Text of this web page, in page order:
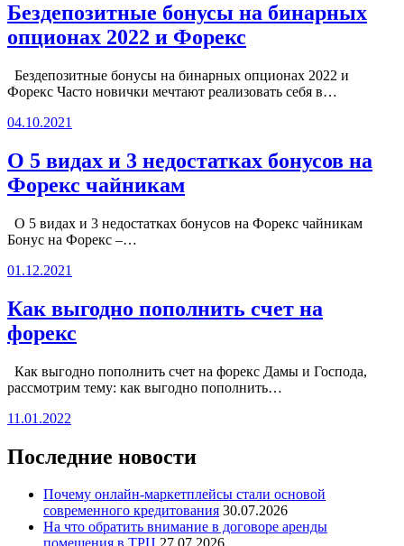
Бездепозитные бонусы на бинарных
опционах 2022 и Форекс
Бездепозитные бонусы на бинарных опционах 2022 и
Форекс Часто новички мечтают реализовать себя в…
04.10.2021
О 5 видах и 3 недостатках бонусов на
Форекс чайникам
О 5 видах и 3 недостатках бонусов на Форекс чайникам
Бонус на Форекс –…
01.12.2021
Как выгодно пополнить счет на
форекс
Как выгодно пополнить счет на форекс Дамы и Господа,
рассмотрим тему: как выгодно пополнить…
11.01.2022
Последние новости
Почему онлайн-маркетплейсы стали основой
современного кредитования 30.07.2026
На что обратить внимание в договоре аренды